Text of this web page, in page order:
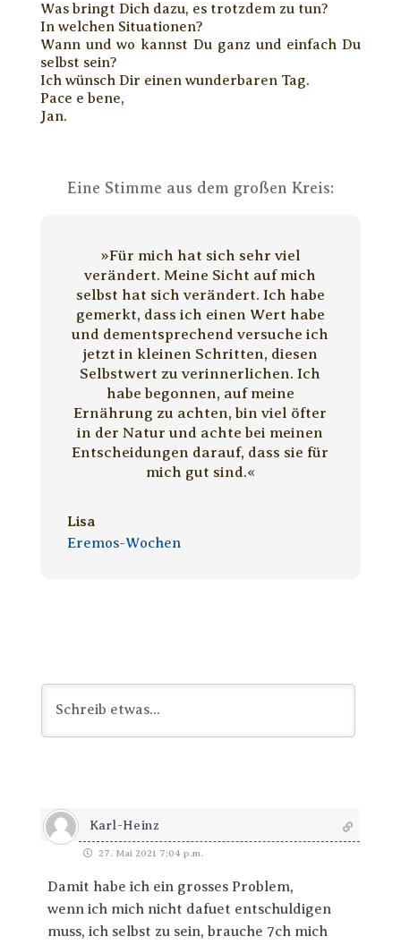
Was bringt Dich dazu, es trotzdem zu tun?
In welchen Situationen?
Wann und wo kannst Du ganz und einfach Du
selbst sein?
Ich wünsch Dir einen wunderbaren Tag.
Pace e bene,
Jan.
Eine Stimme aus dem großen Kreis:
»Für mich hat sich sehr viel
verändert. Meine Sicht auf mich
selbst hat sich verändert. Ich habe
gemerkt, dass ich einen Wert habe
und dementsprechend versuche ich
jetzt in kleinen Schritten, diesen
Selbstwert zu verinnerlichen. Ich
habe begonnen, auf meine
Ernährung zu achten, bin viel öfter
in der Natur und achte bei meinen
Entscheidungen darauf, dass sie für
mich gut sind.«
Lisa
Eremos-Wochen
Karl-Heinz
27. Mai 2021 7:04 p.m.
Damit habe ich ein grosses Problem,
wenn ich mich nicht dafuet entschuldigen
muss, ich selbst zu sein, brauche 7ch mich